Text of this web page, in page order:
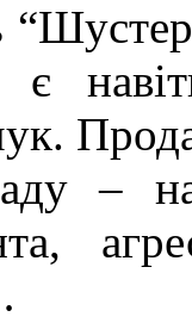
є
–